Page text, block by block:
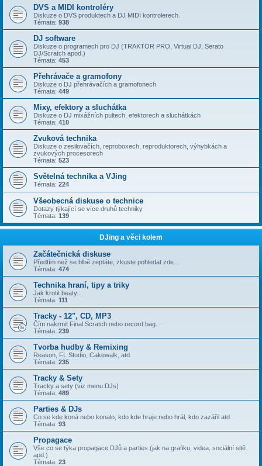
DVS a MIDI kontroléry
Diskuze o DVS produktech a DJ MIDI kontrolerech.
Témata: 938
DJ software
Diskuze o programech pro DJ (TRAKTOR PRO, Virtual DJ, Serato
DJ/Scratch apod.)
Témata: 453
Přehrávače a gramofony
Diskuze o DJ přehrávačích a gramofonech
Témata: 449
Mixy, efektory a sluchátka
Diskuze o DJ mixážních pultech, efektorech a sluchátkách
Témata: 410
Zvuková technika
Diskuze o zesilovačích, reproboxech, reproduktorech, výhybkách a
zvukových procesorech
Témata: 523
Světelná technika a VJing
Témata: 224
Všeobecná diskuse o technice
Dotazy týkající se více druhů techniky
Témata: 139
DJing a věci kolem
Začátečnická diskuse
Předtím než se blbě zeptáte, zkuste pohledat zde ...
Témata: 474
Technika hraní, tipy a triky
Jak krotit beaty...
Témata: 111
Tracky - 12", CD, MP3
Čím nakrmit Final Scratch nebo record bag...
Témata: 239
Tvorba hudby & Remixing
Reason, FL Studio, Cakewalk, atd.
Témata: 235
Tracky & Sety
Tracky a sety (viz menu DJs)
Témata: 489
Parties & DJs
Co se kde koná nebo konalo, kdo kde hraje nebo hrál, kdo zazářil atd.
Témata: 93
Propagace
Vše co se týka propagace DJů a parties (jak na grafiku, videa, sociální sitě
apd.)
Témata: 23